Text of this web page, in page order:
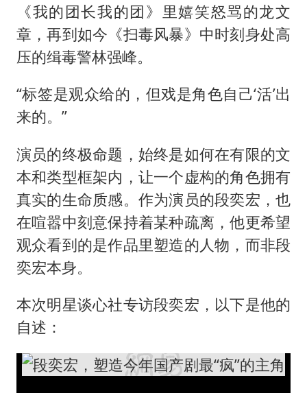
《我的团长我的团》里嬉笑怒骂的龙文
章，再到如今《扫毒风暴》中时刻身处高
压的缉毒警林强峰。
“标签是观众给的，但戏是角色自己‘活’出
来的。”
演员的终极命题，始终是如何在有限的文
本和类型框架内，让一个虚构的角色拥有
真实的生命质感。作为演员的段奕宏，也
在喧嚣中刻意保持着某种疏离，他更希望
观众看到的是作品里塑造的人物，而非段
奕宏本身。
本次明星谈心社专访段奕宏，以下是他的
自述：